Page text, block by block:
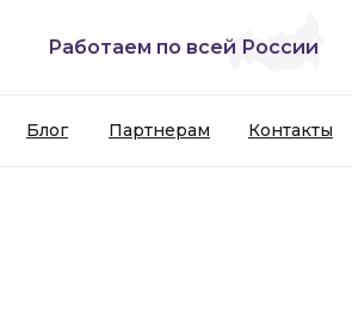
Блог Партнерам Контакты
Работаем по всей России